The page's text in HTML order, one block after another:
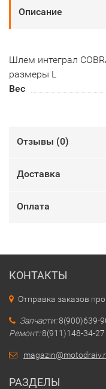
Описание
Шлем интеграл
размеры L
Вес
Отзывы (0)
Доставка
Оплата
КОНТАКТЫ
Отправка заказов
Запчасти:8(900)639-
Ремонт:8(911)148-34-27
РАЗДЕЛЫ